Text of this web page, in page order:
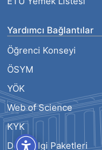
Yardımcı Bağlantılar
Öğrenci Konseyi
ÖSYM
YÖK
Web of Science
KYK
Ders Bilgi Paketleri